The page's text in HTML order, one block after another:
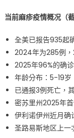
当前麻疹疫情概况（
全美已报告935起
2024年为285例
2025年96%的确
年龄分布：5-19岁
已通报3例死亡，
密苏里州2025年
伊利诺伊州近月确
圣路易斯地区上